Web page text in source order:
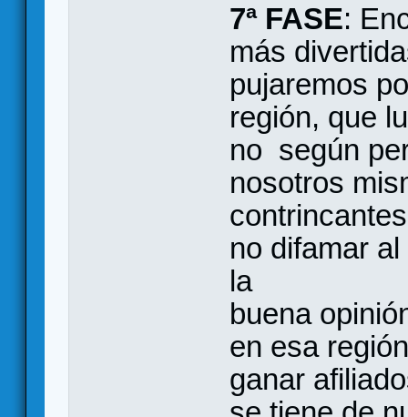
7ª FASE:
más
pujaremos
región, que
no según
nosotros
no difamar
la
buena
en esa
ganar